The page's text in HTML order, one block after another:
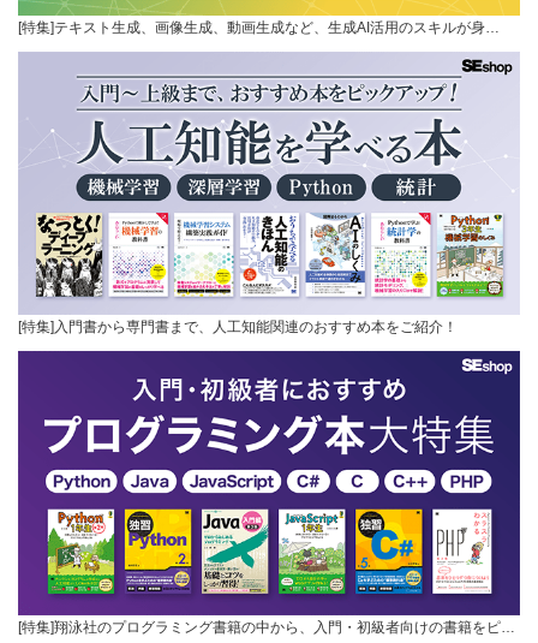
[特集]テキスト生成、画像生成、動画生成など、生成AI活用のスキルが身…
[特集]入門書から専門書まで、人工知能関連のおすすめ本をご紹介！
[特集]翔泳社のプログラミング書籍の中から、入門・初級者向けの書籍をピ…